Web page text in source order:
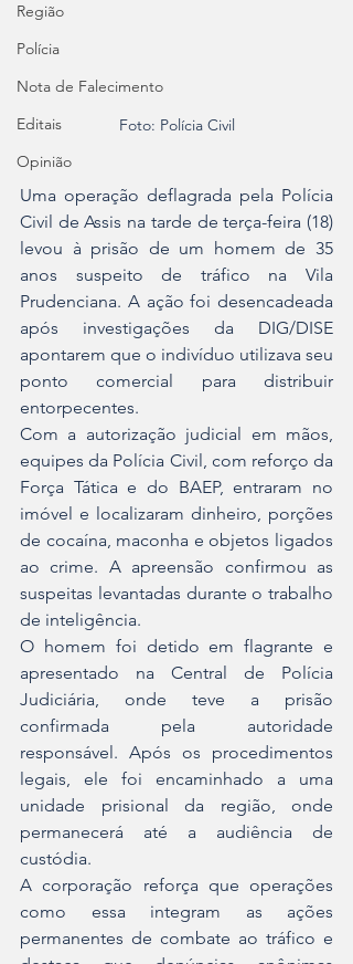
Região
Polícia
Nota de Falecimento
Editais
Opinião
Foto: Polícia Civil
Uma operação deflagrada pela Polícia
Civil de Assis na tarde de terça-feira (18)
levou à prisão de um homem de 35
anos suspeito de tráfico na Vila
Prudenciana. A ação foi desencadeada
após investigações da DIG/DISE
apontarem que o indivíduo utilizava seu
ponto comercial para distribuir
entorpecentes.
Com a autorização judicial em mãos,
equipes da Polícia Civil, com reforço da
Força Tática e do BAEP, entraram no
imóvel e localizaram dinheiro, porções
de cocaína, maconha e objetos ligados
ao crime. A apreensão confirmou as
suspeitas levantadas durante o trabalho
de inteligência.
O homem foi detido em flagrante e
apresentado na Central de Polícia
Judiciária, onde teve a prisão
confirmada pela autoridade
responsável. Após os procedimentos
legais, ele foi encaminhado a uma
unidade prisional da região, onde
permanecerá até a audiência de
custódia.
A corporação reforça que operações
como essa integram as ações
permanentes de combate ao tráfico e